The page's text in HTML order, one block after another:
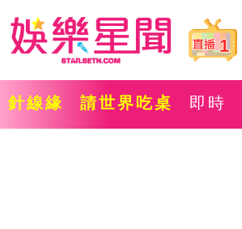
1
針線緣 請世界吃桌 即時